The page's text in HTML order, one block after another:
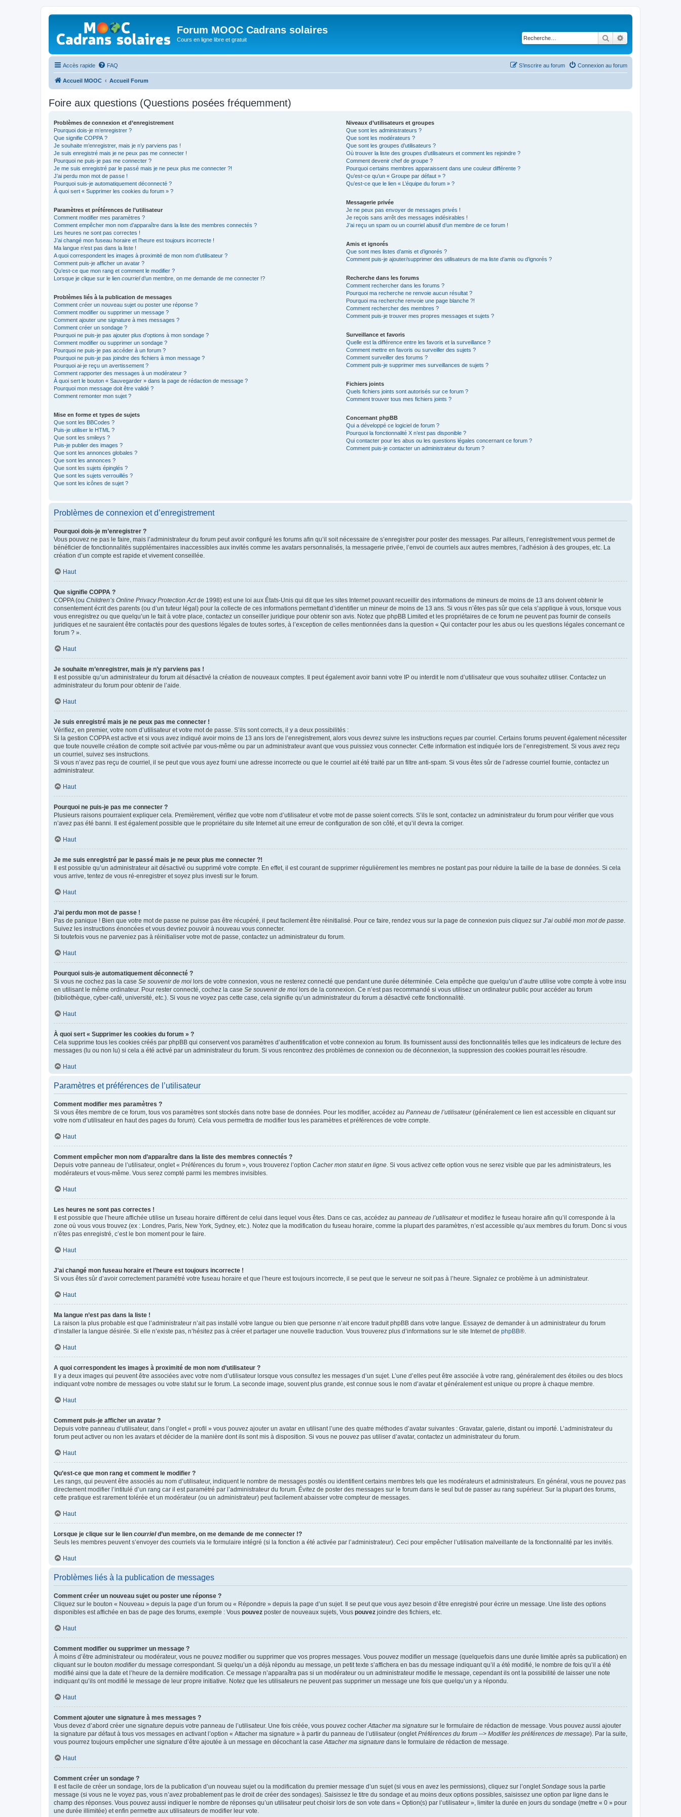
Forum MOOC Cadrans solaires
Cours en ligne libre et gratuit Rechercher
Accès rapide FAQ Connexion au forum
S’inscrire au forum
Accueil MOOC Accueil Forum
Foire aux questions (Questions posées fréquemment)
Problèmes de connexion et d’enregistrement
Pourquoi dois-je m’enregistrer ?
Que signifie COPPA ?
Je souhaite m’enregistrer, mais je n’y parviens pas !
Je suis enregistré mais je ne peux pas me connecter !
Pourquoi ne puis-je pas me connecter ?
Je me suis enregistré par le passé mais je ne peux plus me connecter ?!
J’ai perdu mon mot de passe !
Pourquoi suis-je automatiquement déconnecté ?
À quoi sert « Supprimer les cookies du forum » ?
Paramètres et préférences de l’utilisateur
Comment modifier mes paramètres ?
Comment empêcher mon nom d’apparaître dans la liste des membres connectés ?
Les heures ne sont pas correctes !
J’ai changé mon fuseau horaire et l’heure est toujours incorrecte !
Ma langue n’est pas dans la liste !
A quoi correspondent les images à proximité de mon nom d’utilisateur ?
Comment puis-je afficher un avatar ?
Qu’est-ce que mon rang et comment le modifier ?
Lorsque je clique sur le lien courrield’un membre, on me demande de me connecter !?
Problèmes liés à la publication de messages
Comment créer un nouveau sujet ou poster une réponse ?
Comment modifier ou supprimer un message ?
Comment ajouter une signature à mes messages ?
Comment créer un sondage ?
Pourquoi ne puis-je pas ajouter plus d’options à mon sondage ?
Comment modifier ou supprimer un sondage ?
Pourquoi ne puis-je pas accéder à un forum ?
Pourquoi ne puis-je pas joindre des fichiers à mon message ?
Pourquoi ai-je reçu un avertissement ?
Comment rapporter des messages à un modérateur ?
À quoi sert le bouton « Sauvegarder » dans la page de rédaction de message ?
Pourquoi mon message doit être validé ?
Comment remonter mon sujet ?
Mise en forme et types de sujets
Que sont les BBCodes ?
Puis-je utiliser le HTML ?
Que sont les smileys ?
Puis-je publier des images ?
Que sont les annonces globales ?
Que sont les annonces ?
Que sont les sujets épinglés ?
Que sont les sujets verrouillés ?
Que sont les icônes de sujet ?
Niveaux d’utilisateurs et groupes
Que sont les administrateurs ?
Que sont les modérateurs ?
Que sont les groupes d’utilisateurs ?
Où trouver la liste des groupes d’utilisateurs et comment les rejoindre ?
Comment devenir chef de groupe ?
Pourquoi certains membres apparaissent dans une couleur différente ?
Qu’est-ce qu’un « Groupe par défaut » ?
Qu’est-ce que le lien « L’équipe du forum » ?
Messagerie privée
Je ne peux pas envoyer de messages privés !
Je reçois sans arrêt des messages indésirables !
J’ai reçu un spam ou un courriel abusif d’un membre de ce forum !
Amis et ignorés
Que sont mes listes d’amis et d’ignorés ?
Comment puis-je ajouter/supprimer des utilisateurs de ma liste d’amis ou d’ignorés ?
Recherche dans les forums
Comment rechercher dans les forums ?
Pourquoi ma recherche ne renvoie aucun résultat ?
Pourquoi ma recherche renvoie une page blanche ?!
Comment rechercher des membres ?
Comment puis-je trouver mes propres messages et sujets ?
Surveillance et favoris
Quelle est la différence entre les favoris et la surveillance ?
Comment mettre en favoris ou surveiller des sujets ?
Comment surveiller des forums ?
Comment puis-je supprimer mes surveillances de sujets ?
Fichiers joints
Quels fichiers joints sont autorisés sur ce forum ?
Comment trouver tous mes fichiers joints ?
Concernant phpBB
Qui a développé ce logiciel de forum ?
Pourquoi la fonctionnalité X n’est pas disponible ?
Qui contacter pour les abus ou les questions légales concernant ce forum ?
Comment puis-je contacter un administrateur du forum ?
Problèmes de connexion et d’enregistrement
Pourquoi dois-je m’enregistrer ?
Vous pouvez ne pas le faire, mais l’administrateur du forum peut avoir configuré les forums afin qu’il soit nécessaire de s’enregistrer pour poster des messages. Par ailleurs, l’enregistrement vous permet de
bénéficier de fonctionnalités supplémentaires inaccessibles aux invités comme les avatars personnalisés, la messagerie privée, l’envoi de courriels aux autres membres, l’adhésion à des groupes, etc. La
création d’un compte est rapide et vivement conseillée.
Haut
Que signifie COPPA ?
COPPA (ou Children’s Online Privacy Protection Actde 1998) est une loi aux États-Unis qui dit que les sites Internet pouvant recueillir des informations de mineurs de moins de 13 ans doivent obtenir le
consentement écrit des parents (ou d’un tuteur légal) pour la collecte de ces informations permettant d’identifier un mineur de moins de 13 ans. Si vous n’êtes pas sûr que cela s’applique à vous, lorsque vous
vous enregistrez ou que quelqu’un le fait à votre place, contactez un conseiller juridique pour obtenir son avis. Notez que phpBB Limited et les propriétaires de ce forum ne peuvent pas fournir de conseils
juridiques et ne sauraient être contactés pour des questions légales de toutes sortes, à l’exception de celles mentionnées dans la question « Qui contacter pour les abus ou les questions légales concernant ce
forum ? ».
Haut
Je souhaite m’enregistrer, mais je n’y parviens pas !
Il est possible qu’un administrateur du forum ait désactivé la création de nouveaux comptes. Il peut également avoir banni votre IP ou interdit le nom d’utilisateur que vous souhaitez utiliser. Contactez un
administrateur du forum pour obtenir de l’aide.
Haut
Je suis enregistré mais je ne peux pas me connecter !
Vérifiez, en premier, votre nom d’utilisateur et votre mot de passe. S’ils sont corrects, il y a deux possibilités :
Si la gestion COPPA est active et si vous avez indiqué avoir moins de 13 ans lors de l’enregistrement, alors vous devrez suivre les instructions reçues par courriel. Certains forums peuvent également nécessiter
que toute nouvelle création de compte soit activée par vous-même ou par un administrateur avant que vous puissiez vous connecter. Cette information est indiquée lors de l’enregistrement. Si vous avez reçu
un courriel, suivez ses instructions.
Si vous n’avez pas reçu de courriel, il se peut que vous ayez fourni une adresse incorrecte ou que le courriel ait été traité par un filtre anti-spam. Si vous êtes sûr de l’adresse courriel fournie, contactez un
administrateur.
Haut
Pourquoi ne puis-je pas me connecter ?
Plusieurs raisons pourraient expliquer cela. Premièrement, vérifiez que votre nom d’utilisateur et votre mot de passe soient corrects. S’ils le sont, contactez un administrateur du forum pour vérifier que vous
n’avez pas été banni. Il est également possible que le propriétaire du site Internet ait une erreur de configuration de son côté, et qu’il devra la corriger.
Haut
Je me suis enregistré par le passé mais je ne peux plus me connecter ?!
Il est possible qu’un administrateur ait désactivé ou supprimé votre compte. En effet, il est courant de supprimer régulièrement les membres ne postant pas pour réduire la taille de la base de données. Si cela
vous arrive, tentez de vous ré-enregistrer et soyez plus investi sur le forum.
Haut
J’ai perdu mon mot de passe !
Pas de panique ! Bien que votre mot de passe ne puisse pas être récupéré, il peut facilement être réinitialisé. Pour ce faire, rendez vous sur la page de connexion puis cliquez sur J’ai oublié mon mot de passe
Suivez les instructions énoncées et vous devriez pouvoir à nouveau vous connecter.
Si toutefois vous ne parveniez pas à réinitialiser votre mot de passe, contactez un administrateur du forum.
Haut
Pourquoi suis-je automatiquement déconnecté ?
Si vous ne cochez pas la case Se souvenir de moi lors de votre connexion, vous ne resterez connecté que pendant une durée déterminée. Cela empêche que quelqu’un d’autre utilise votre compte à votre insu
en utilisant le même ordinateur. Pour rester connecté, cochez la case Se souvenir de moi lors de la connexion. Ce n’est pas recommandé si vous utilisez un ordinateur public pour accéder au forum
(bibliothèque, cyber-café, université, etc.). Si vous ne voyez pas cette case, cela signifie qu’un administrateur du forum a désactivé cette fonctionnalité.
Haut
À quoi sert « Supprimer les cookies du forum » ?
Cela supprime tous les cookies créés par phpBB qui conservent vos paramètres d’authentification et votre connexion au forum. Ils fournissent aussi des fonctionnalités telles que les indicateurs de lecture des
messages (lu ou non lu) si cela a été activé par un administrateur du forum. Si vous rencontrez des problèmes de connexion ou de déconnexion, la suppression des cookies pourrait les résoudre.
Haut
Paramètres et préférences de l’utilisateur
Comment modifier mes paramètres ?
Si vous êtes membre de ce forum, tous vos paramètres sont stockés dans notre base de données. Pour les modifier, accédez au Panneau de l’utilisateur(généralement ce lien est accessible en cliquant sur
votre nom d’utilisateur en haut des pages du forum). Cela vous permettra de modifier tous les paramètres et préférences de votre compte.
Haut
Comment empêcher mon nom d’apparaître dans la liste des membres connectés ?
Depuis votre panneau de l’utilisateur, onglet « Préférences du forum », vous trouverez l’option Cacher mon statut en ligne . Si vous activez cette option vous ne serez visible que par les administrateurs, les
modérateurs et vous-même. Vous serez compté parmi les membres invisibles.
Haut
Les heures ne sont pas correctes !
Il est possible que l’heure affichée utilise un fuseau horaire différent de celui dans lequel vous êtes. Dans ce cas, accédez au panneau de l’utilisateuret modifiez le fuseau horaire afin qu’il corresponde à la
zone où vous vous trouvez (ex : Londres, Paris, New York, Sydney, etc.). Notez que la modification du fuseau horaire, comme la plupart des paramètres, n’est accessible qu’aux membres du forum. Donc si vous
n’êtes pas enregistré, c’est le bon moment pour le faire.
Haut
J’ai changé mon fuseau horaire et l’heure est toujours incorrecte !
Si vous êtes sûr d’avoir correctement paramétré votre fuseau horaire et que l’heure est toujours incorrecte, il se peut que le serveur ne soit pas à l’heure. Signalez ce problème à un administrateur.
Haut
Ma langue n’est pas dans la liste !
La raison la plus probable est que l’administrateur n’ait pas installé votre langue ou bien que personne n’ait encore traduit phpBB dans votre langue. Essayez de demander à un administrateur du forum
d’installer la langue désirée. Si elle n’existe pas, n’hésitez pas à créer et partager une nouvelle traduction. Vous trouverez plus d’informations sur le site Internet de phpBB®.
Haut
A quoi correspondent les images à proximité de mon nom d’utilisateur ?
Il y a deux images qui peuvent être associées avec votre nom d’utilisateur lorsque vous consultez les messages d’un sujet. L’une d’elles peut être associée à votre rang, généralement des étoiles ou des blocs
indiquant votre nombre de messages ou votre statut sur le forum. La seconde image, souvent plus grande, est connue sous le nom d’avatar et généralement est unique ou propre à chaque membre.
Haut
Comment puis-je afficher un avatar ?
Depuis votre panneau d’utilisateur, dans l’onglet « profil » vous pouvez ajouter un avatar en utilisant l’une des quatre méthodes d’avatar suivantes : Gravatar, galerie, distant ou importé. L’administrateur du
forum peut activer ou non les avatars et décider de la manière dont ils sont mis à disposition. Si vous ne pouvez pas utiliser d’avatar, contactez un administrateur du forum.
Haut
Qu’est-ce que mon rang et comment le modifier ?
Les rangs, qui peuvent être associés au nom d’utilisateur, indiquent le nombre de messages postés ou identifient certains membres tels que les modérateurs et administrateurs. En général, vous ne pouvez pas
directement modifier l’intitulé d’un rang car il est paramétré par l’administrateur du forum. Évitez de poster des messages sur le forum dans le seul but de passer au rang supérieur. Sur la plupart des forums,
cette pratique est rarement tolérée et un modérateur (ou un administrateur) peut facilement abaisser votre compteur de messages.
Haut
Lorsque je clique sur le lien courrield’un membre, on me demande de me connecter !?
Seuls les membres peuvent s’envoyer des courriels via le formulaire intégré (si la fonction a été activée par l’administrateur). Ceci pour empêcher l’utilisation malveillante de la fonctionnalité par les invités.
Haut
Problèmes liés à la publication de messages
Comment créer un nouveau sujet ou poster une réponse ?
Cliquez sur le bouton « Nouveau » depuis la page d’un forum ou « Répondre » depuis la page d’un sujet. Il se peut que vous ayez besoin d’être enregistré pour écrire un message. Une liste des options
disponibles est affichée en bas de page des forums, exemple : Vous pouvez poster de nouveaux sujets, Vous pouvez joindre des fichiers, etc.
Haut
Comment modifier ou supprimer un message ?
À moins d’être administrateur ou modérateur, vous ne pouvez modifier ou supprimer que vos propres messages. Vous pouvez modifier un message (quelquefois dans une durée limitée après sa publication) en
cliquant sur le bouton modifierdu message correspondant. Si quelqu’un a déjà répondu au message, un petit texte s’affichera en bas du message indiquant qu’il a été modifié, le nombre de fois qu’il a été
modifié ainsi que la date et l’heure de la dernière modification. Ce message n’apparaîtra pas si un modérateur ou un administrateur modifie le message, cependant ils ont la possibilité de laisser une note
indiquant qu’ils ont modifié le message de leur propre initiative. Notez que les utilisateurs ne peuvent pas supprimer un message une fois que quelqu’un y a répondu.
Haut
Comment ajouter une signature à mes messages ?
Vous devez d’abord créer une signature depuis votre panneau de l’utilisateur. Une fois créée, vous pouvez cocher Attacher ma signature sur le formulaire de rédaction de message. Vous pouvez aussi ajouter
la signature par défaut à tous vos messages en activant l’option « Attacher ma signature » à partir du panneau de l’utilisateur (onglet Préférences du forum --> Modifier les préférences de message). Par la suite,
vous pourrez toujours empêcher une signature d’être ajoutée à un message en décochant la case Attacher ma signature dans le formulaire de rédaction de message.
Haut
Comment créer un sondage ?
Il est facile de créer un sondage, lors de la publication d’un nouveau sujet ou la modification du premier message d’un sujet (si vous en avez les permissions), cliquez sur l’onglet Sondage sous la partie
message (si vous ne le voyez pas, vous n’avez probablement pas le droit de créer des sondages). Saisissez le titre du sondage et au moins deux options possibles, saisissez une option par ligne dans le
champ des réponses. Vous pouvez aussi indiquer le nombre de réponses qu’un utilisateur peut choisir lors de son vote dans « Option(s) par l’utilisateur », limiter la durée en jours du sondage (mettre « 0 » pour
une durée illimitée) et enfin permettre aux utilisateurs de modifier leur vote.